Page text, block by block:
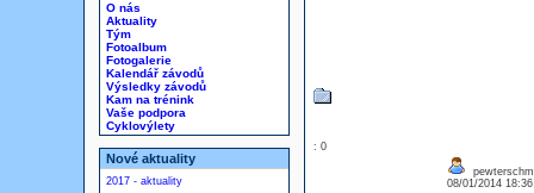
O nás
Aktuality
Tým
Fotoalbum
Fotogalerie
Kalendář závodů
Výsledky závodů
Kam na trénink
Vaše podpora
Cyklovýlety
Nové aktuality
2017 - aktuality
: 0
08/01/2014